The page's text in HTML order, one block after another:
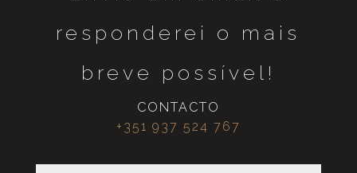
responderei o mais
breve possível!
CONTACTO
+351 937 524 767